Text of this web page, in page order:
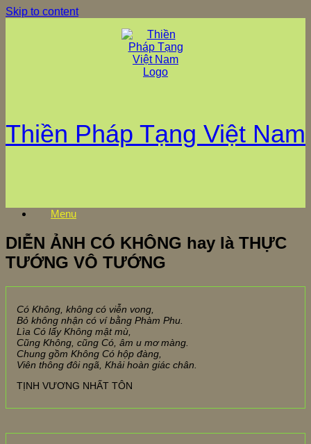
Skip to content
Thiền Pháp Tạng Việt Nam
Menu
DIỄN ẢNH CÓ KHÔNG hay là THỰC
TƯỚNG VÔ TƯỚNG
Có Không, không có viễn vong,
Bỏ không nhận có ví bằng Phàm Phu.
Lìa Có lấy Không mật mù,
Cũng Không, cũng Có, âm u mơ màng.
Chung gồm Không Có hộp đàng,
Viên thông đôi ngã, Khải hoàn giác chân.
TỊNH VƯƠNG NHẤT TÔN